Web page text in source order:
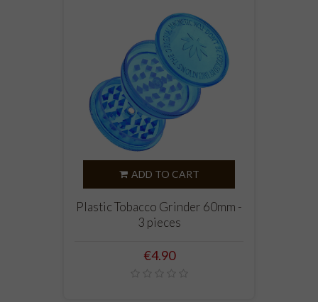
ADD TO CART
Plastic Tobacco Grinder 60mm -
3 pieces
Price
€4.90